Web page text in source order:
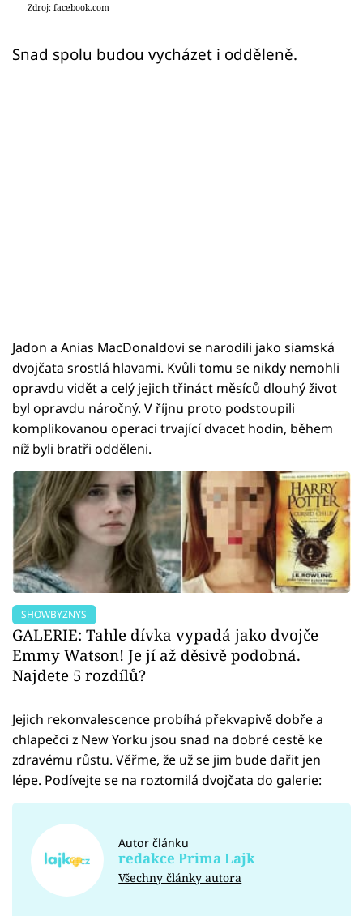
Zdroj: facebook.com
Snad spolu budou vycházet i odděleně.
Jadon a Anias MacDonaldovi se narodili jako siamská
dvojčata srostlá hlavami. Kvůli tomu se nikdy nemohli
opravdu vidět a celý jejich třináct měsíců dlouhý život
byl opravdu náročný. V říjnu proto podstoupili
komplikovanou operaci trvající dvacet hodin, během
níž byli bratři odděleni.
SHOWBYZNYS
GALERIE: Tahle dívka vypadá jako dvojče
Emmy Watson! Je jí až děsivě podobná.
Najdete 5 rozdílů?
Jejich rekonvalescence probíhá překvapivě dobře a
chlapečci z New Yorku jsou snad na dobré cestě ke
zdravému růstu. Věřme, že už se jim bude dařit jen
lépe. Podívejte se na roztomilá dvojčata do galerie:
Autor článku
redakce Prima Lajk
Všechny články autora